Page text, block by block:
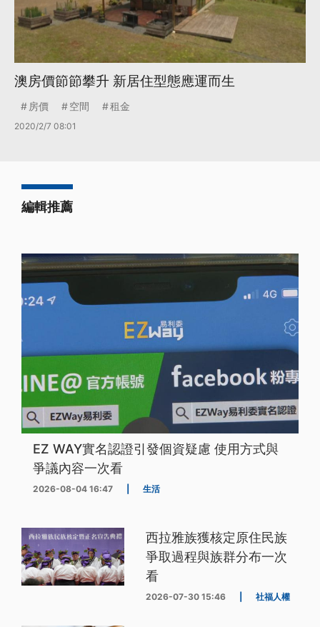
澳房價節節攀升 新居住型態應運而生
房價 空間 租金
2020/2/7 08:01
編輯推薦
EZ WAY實名認證引發個資疑慮 使用方式與
爭議內容一次看
2026-08-04 16:47 生活
西拉雅族獲核定原住民族
爭取過程與族群分布一次
看
2026-07-30 15:46 社福人權